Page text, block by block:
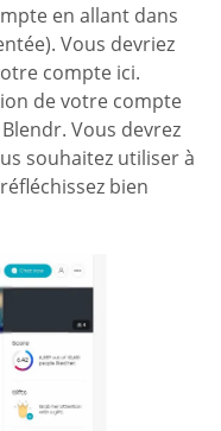
en allant dans
Vous devriez
compte ici.
de votre compte
Vous devrez
souhaitez utiliser à
bien